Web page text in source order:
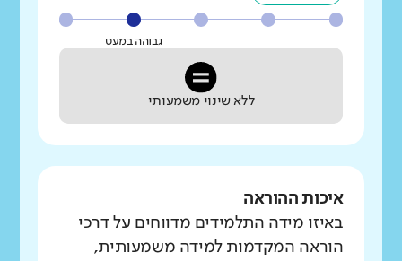
גבוהה במעט
ללא שינוי משמעותי
איכות ההוראה
באיזו מידה התלמידים מדווחים על דרכי
הוראה המקדמות למידה משמעותית,